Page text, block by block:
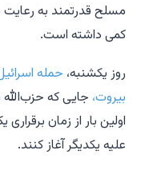
مسلح قدرتمند به
کمی داشته است.
روز یکشنبه، حمله
بیروت، جایی که حزب‌الله
اولین بار از زمان
علیه یکدیگر آغاز کنند.